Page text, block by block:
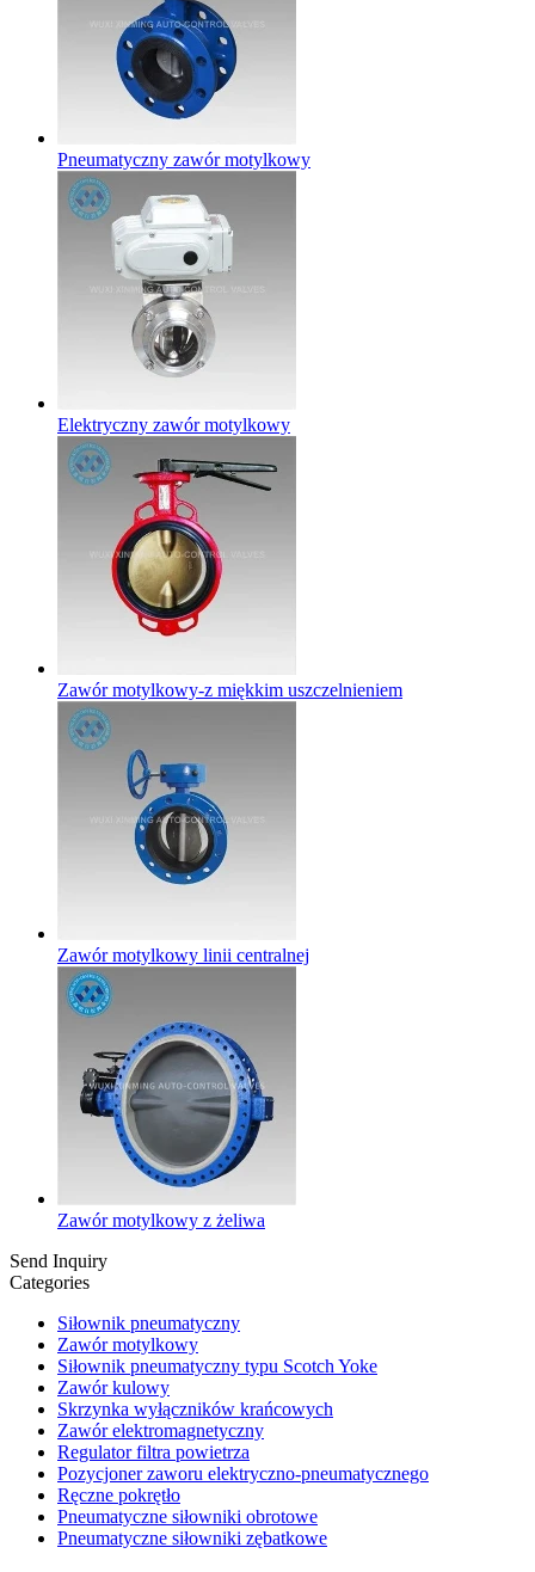
Pneumatyczny zawór motylkowy
Elektryczny zawór motylkowy
Zawór motylkowy-z miękkim uszczelnieniem
Zawór motylkowy linii centralnej
Zawór motylkowy z żeliwa
Send Inquiry
Categories
Siłownik pneumatyczny
Zawór motylkowy
Siłownik pneumatyczny typu Scotch Yoke
Zawór kulowy
Skrzynka wyłączników krańcowych
Zawór elektromagnetyczny
Regulator filtra powietrza
Pozycjoner zaworu elektryczno-pneumatycznego
Ręczne pokrętło
Pneumatyczne siłowniki obrotowe
Pneumatyczne siłowniki zębatkowe